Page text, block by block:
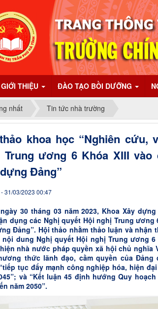
GIỚI THIỆU ĐÀO TẠO BỒI DƯỠNG
nhất Tin tức nhà trường
khoa học “Nghiên cứu,
Trung ương 6 Khóa XIII
Đảng”
31/03/2023 00:47
30 tháng 03 năm 2023, Khoa Xây
dụng các Nghị quyết Hội nghị Trung ương
Đảng”. Hội thảo nhằm thảo luận và
nội dung Nghị quyết Hội nghị Trung ương
nhà nước pháp quyền xã hội chủ nghĩa
thức lãnh đạo, cầm quyền của
tục đẩy mạnh công nghiệp hóa, hiện
và “Kết luận 45 định hướng Quy
năm 2050”.